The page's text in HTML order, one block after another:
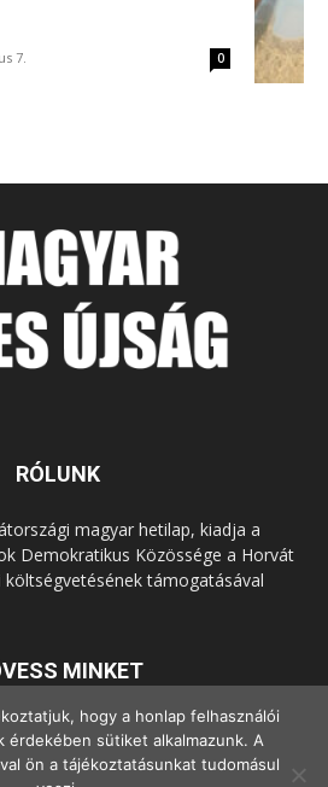
7. 0
RÓLUNK
magyar hetilap, kiadja a
Demokratikus Közössége a Horvát
költségvetésének támogatásával
MINKET
hogy a honlap felhasználói
érdekében sütiket alkalmazunk. A
ön a tájékoztatásunkat tudomásul